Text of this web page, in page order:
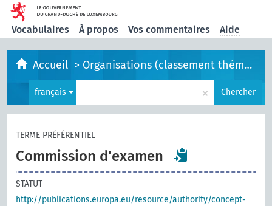
Vocabulaires À propos Vos commentaires Aide
Accueil > Organisations (classement thématique)
français × Chercher
TERME PRÉFÉRENTIEL
Commission d'examen
STATUT
http://publications.europa.eu/resource/authority/concept-